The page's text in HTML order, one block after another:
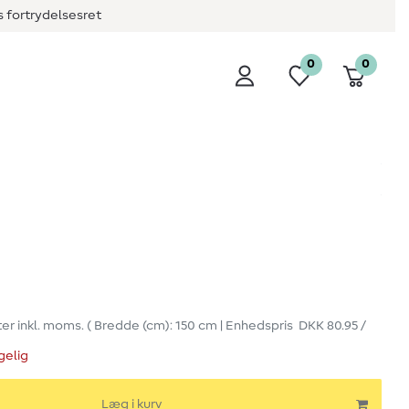
fortrydelsesret
0 0
inkl. moms. ( Bredde (cm): 150 cm | Enhedspris DKK 80.95 /
Læg i kurv